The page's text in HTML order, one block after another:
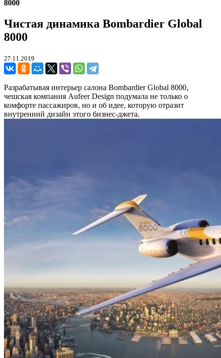
8000
Чистая динамика Bombardier Global
8000
27.11.2019
Разрабатывая интерьер салона Bombardier Global 8000,
чешская компания Aufeer Design подумала не только о
комфорте пассажиров, но и об идее, которую отразит
внутренний дизайн этого бизнес-джета.